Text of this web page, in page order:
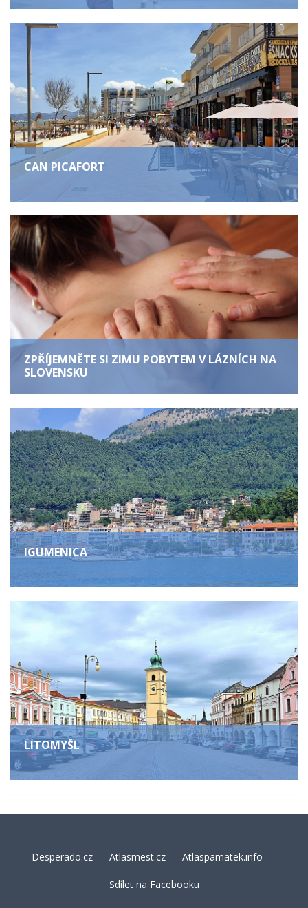
CAN PICAFORT
ZPŘÍJEMNĚTE SI ZIMU POBYTEM V LÁZNÍCH NA
SLOVENSKU
IGUMENICA
LITOMYŠL
Desperado.cz Atlasmest.cz Atlaspamatek.info
Sdílet na Facebooku